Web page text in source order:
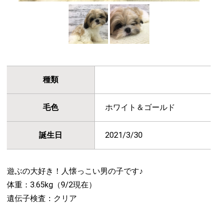
種類
毛色 ホワイト＆ゴールド
誕生日 2021/3/30
遊ぶの大好き！人懐っこい男の子です♪
体重：3.65kg（9/2現在）
遺伝子検査：クリア